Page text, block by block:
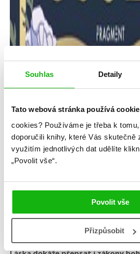
Souhlas Detaily
Tato webová stránka používá
cookies? Používáme je třeba k
doporučili knihy, které Vás skutečně
využitím jednotlivých dat udělíte
„Povolit vše“.
Povolit vše
Přizpůsobit
Série: Začarované
Propletené osudy
#barevnáořízka #magie